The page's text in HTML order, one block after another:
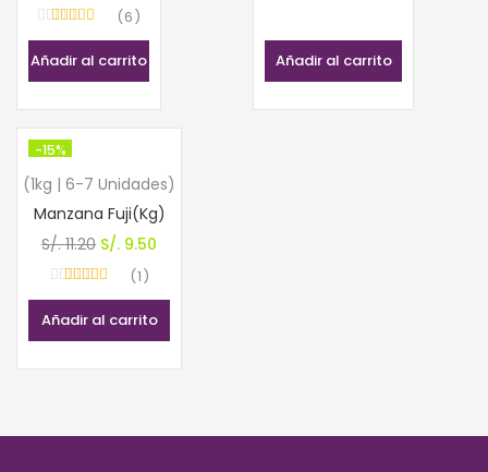
precio
original
era:
actual
es:
6
Añadir al carrito
original
era:
actual
Añadir al carrito
-15%
(1kg | 6-7 Unidades)
Manzana Fuji(Kg)
S/.11.20 El
precio
original
era:
S/. 9.50
actual
es:
1
Añadir al carrito